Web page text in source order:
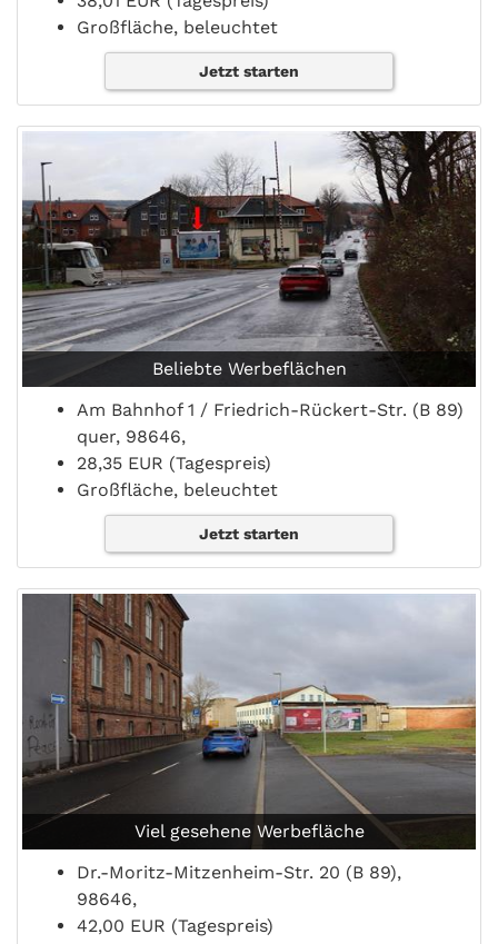
Großfläche, beleuchtet
Jetzt starten
Beliebte Werbeflächen
Am Bahnhof 1 / Friedrich-Rückert-Str. (B 89)
quer, 98646,
28,35 EUR (Tagespreis)
Großfläche, beleuchtet
Jetzt starten
Viel gesehene Werbefläche
Dr.-Moritz-Mitzenheim-Str. 20 (B 89),
98646,
42,00 EUR (Tagespreis)